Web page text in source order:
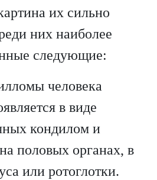
их сильно
них наиболее
следующие:
человека
в виде
кондилом и
половых органах, в
или ротоглотки.